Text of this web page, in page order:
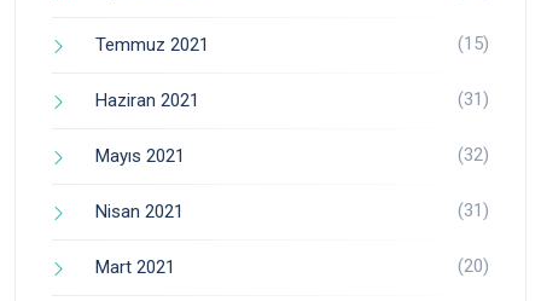
Temmuz 2021 (15)
Haziran 2021 (31)
Mayıs 2021 (32)
Nisan 2021 (31)
Mart 2021 (20)